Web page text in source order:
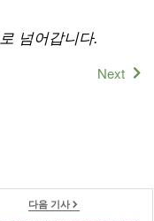
넘어갑니다.
Next
다음 기사